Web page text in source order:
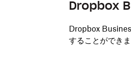
Dropbox
Dropbox
することができ